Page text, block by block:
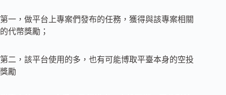
第一，做平台上專案們發布的任務，獲得與該專案相關
的代幣獎勵；
第二，該平台使用的多，也有可能博取平臺本身的空投
獎勵